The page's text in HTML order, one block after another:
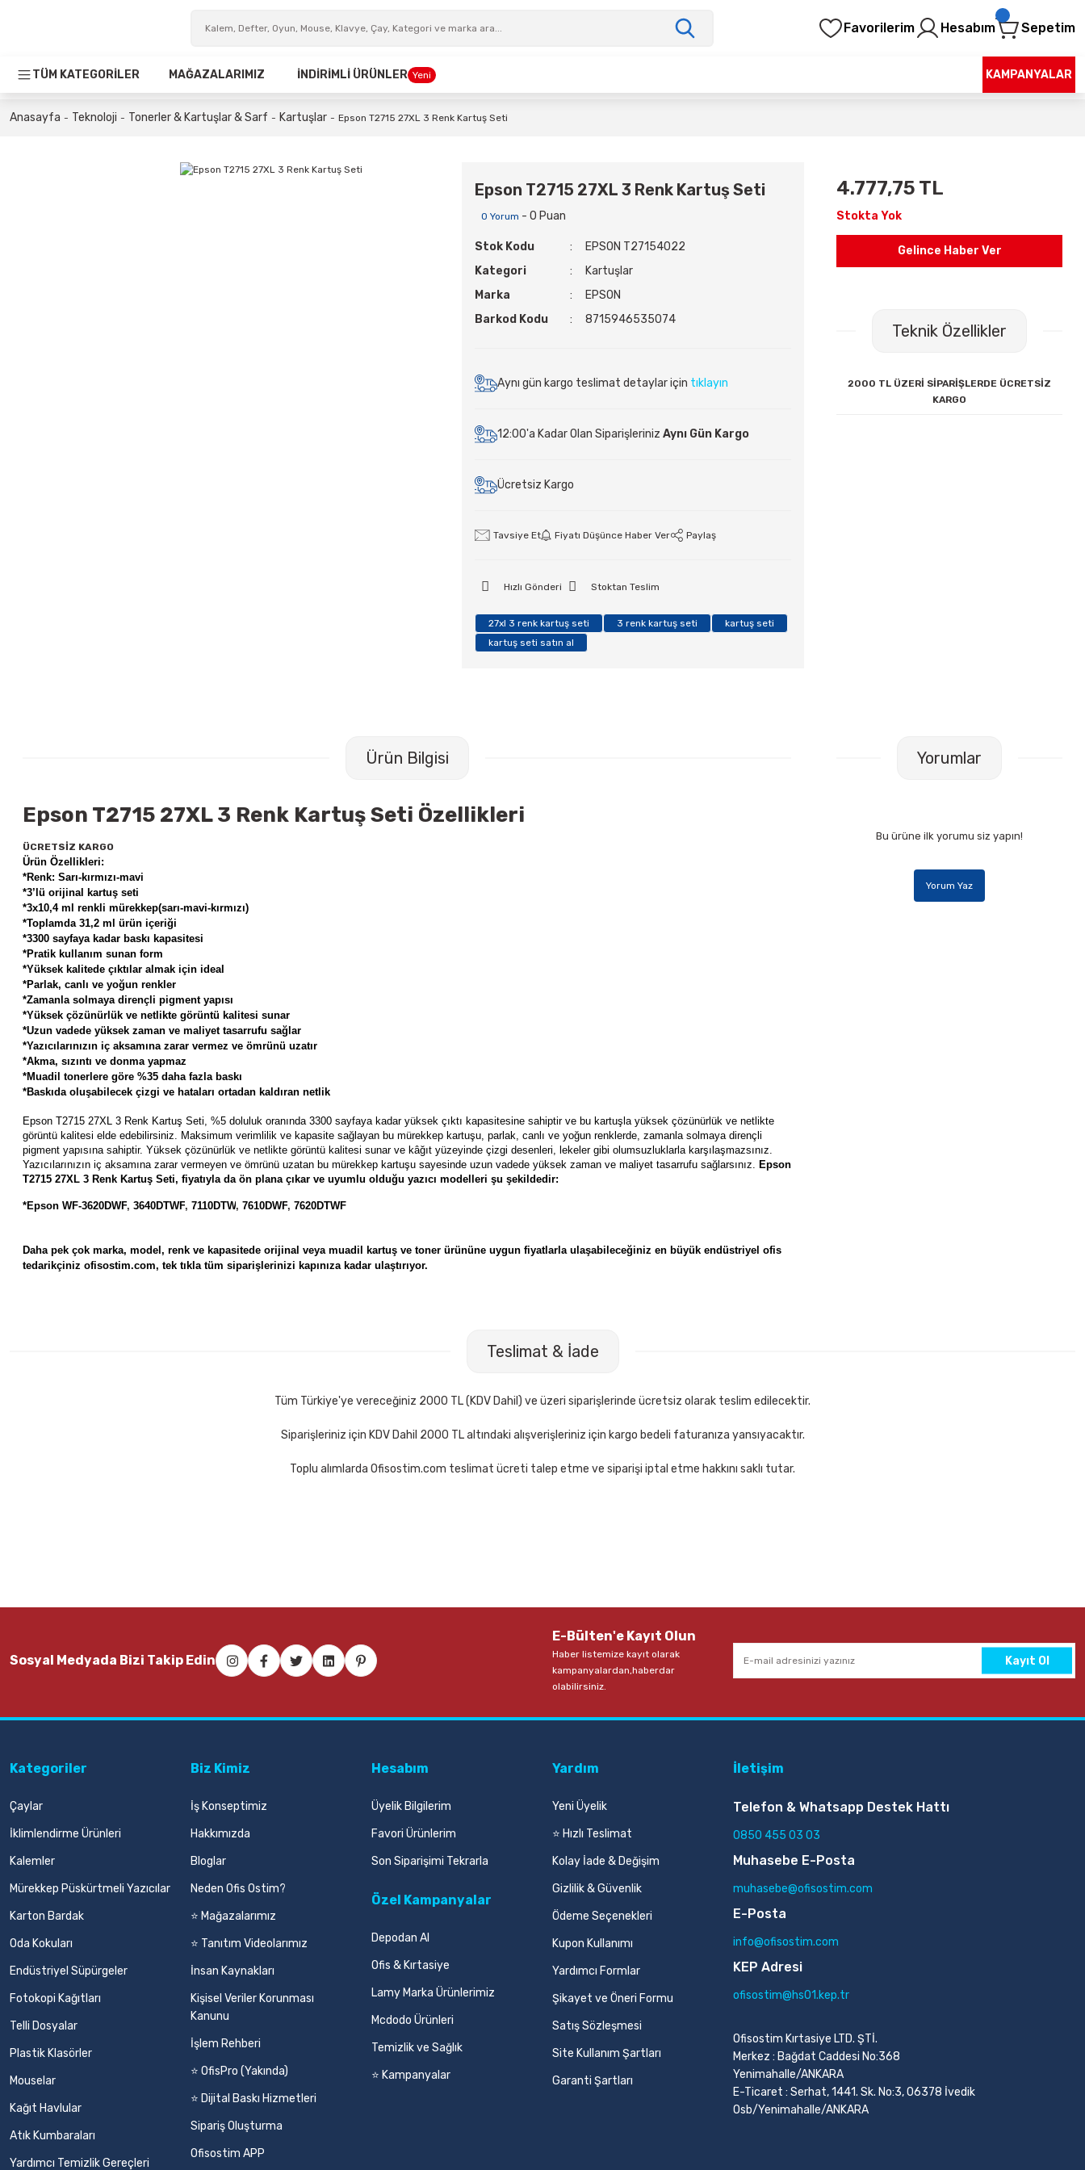
Favorilerim Hesabım Sepetim
TÜM KATEGORİLER MAĞAZALARIMIZ İNDİRİMLİ ÜRÜNLER Yeni KAMPANYALAR
Anasayfa Teknoloji Tonerler & Kartuşlar & Sarf Kartuşlar Epson T2715 27XL 3 Renk Kartuş Seti
Epson T2715 27XL 3 Renk Kartuş Seti
0 Yorum - 0 Puan
Stok Kodu
EPSON T27154022
Kategori
Kartuşlar
Marka
EPSON
Barkod Kodu
8715946535074
Aynı gün kargo teslimat detaylar için tıklayın
12:00'a Kadar Olan Siparişleriniz Aynı Gün Kargo
Ücretsiz Kargo
Tavsiye Et Fiyatı Düşünce Haber Ver Paylaş
Hızlı Gönderi Stoktan Teslim
27xl 3 renk kartuş seti 3 renk kartuş seti
kartuş seti
kartuş seti satın al
4.777,75 TL
Stokta Yok
Gelince Haber Ver
Teknik Özellikler
2000 TL ÜZERİ SİPARİŞLERDE ÜCRETSİZ
KARGO
Ürün Bilgisi
Epson T2715 27XL 3 Renk Kartuş Seti Özellikleri
ÜCRETSİZ KARGO
Ürün Özellikleri:
*Renk: Sarı-kırmızı-mavi
*3’lü orijinal kartuş seti
*3x10,4 ml renkli mürekkep(sarı-mavi-kırmızı)
*Toplamda 31,2 ml ürün içeriği
*3300 sayfaya kadar baskı kapasitesi
*Pratik kullanım sunan form
*Yüksek kalitede çıktılar almak için ideal
*Parlak, canlı ve yoğun renkler
*Zamanla solmaya dirençli pigment yapısı
*Yüksek çözünürlük ve netlikte görüntü kalitesi sunar
*Uzun vadede yüksek zaman ve maliyet tasarrufu sağlar
*Yazıcılarınızın iç aksamına zarar vermez ve ömrünü uzatır
*Akma, sızıntı ve donma yapmaz
*Muadil tonerlere göre %35 daha fazla baskı
*Baskıda oluşabilecek çizgi ve hataları ortadan kaldıran netlik
Epson T2715 27XL 3 Renk Kartuş Seti, %5 doluluk oranında 3300 sayfaya kadar yüksek çıktı kapasitesine sahiptir ve bu kartuşla yüksek çözünürlük ve netlikte
görüntü kalitesi elde edebilirsiniz. Maksimum verimlilik ve kapasite sağlayan bu mürekkep kartuşu, parlak, canlı ve yoğun renklerde, zamanla solmaya dirençli
pigment yapısına sahiptir. Yüksek çözünürlük ve netlikte görüntü kalitesi sunar ve kâğıt yüzeyinde çizgi desenleri, lekeler gibi olumsuzluklarla karşılaşmazsınız.
Yazıcılarınızın iç aksamına zarar vermeyen ve ömrünü uzatan bu mürekkep kartuşu sayesinde uzun vadede yüksek zaman ve maliyet tasarrufu sağlarsınız. Epson
T2715 27XL 3 Renk Kartuş Seti, fiyatıyla da ön plana çıkar ve uyumlu olduğu yazıcı modelleri şu şekildedir:
*Epson WF-3620DWF, 3640DTWF, 7110DTW, 7610DWF, 7620DTWF
Daha pek çok marka, model, renk ve kapasitede orijinal veya muadil kartuş ve toner ürününe uygun fiyatlarla ulaşabileceğiniz en büyük endüstriyel ofis
tedarikçiniz ofisostim.com, tek tıkla tüm siparişlerinizi kapınıza kadar ulaştırıyor.
Yorumlar
Bu ürüne ilk yorumu siz yapın!
Yorum Yaz
Teslimat & İade
Tüm Türkiye'ye vereceğiniz 2000 TL (KDV Dahil) ve üzeri siparişlerinde ücretsiz olarak teslim edilecektir.
Siparişleriniz için KDV Dahil 2000 TL altındaki alışverişleriniz için kargo bedeli faturanıza yansıyacaktır.
Toplu alımlarda Ofisostim.com teslimat ücreti talep etme ve siparişi iptal etme hakkını saklı tutar.
Sosyal Medyada Bizi Takip Edin
E-Bülten'e Kayıt Olun
Haber listemize kayıt olarak
kampanyalardan,haberdar
olabilirsiniz.
Kayıt Ol
Kategoriler
Çaylar
İklimlendirme Ürünleri
Kalemler
Mürekkep Püskürtmeli Yazıcılar
Karton Bardak
Oda Kokuları
Endüstriyel Süpürgeler
Fotokopi Kağıtları
Telli Dosyalar
Plastik Klasörler
Mouselar
Kağıt Havlular
Atık Kumbaraları
Yardımcı Temizlik Gereçleri
Biz Kimiz
İş Konseptimiz
Hakkımızda
Bloglar
Neden Ofis Ostim?
⭐ Mağazalarımız
⭐ Tanıtım Videolarımız
İnsan Kaynakları
Kişisel Veriler Korunması
Kanunu
İşlem Rehberi
⭐ OfisPro (Yakında)
⭐ Dijital Baskı Hizmetleri
Sipariş Oluşturma
Ofisostim APP
Hesabım
Üyelik Bilgilerim
Favori Ürünlerim
Son Siparişimi Tekrarla
Özel Kampanyalar
Depodan Al
Ofis & Kırtasiye
Lamy Marka Ürünlerimiz
Mcdodo Ürünleri
Temizlik ve Sağlık
⭐ Kampanyalar
Yardım
Yeni Üyelik
⭐ Hızlı Teslimat
Kolay İade & Değişim
Gizlilik & Güvenlik
Ödeme Seçenekleri
Kupon Kullanımı
Yardımcı Formlar
Şikayet ve Öneri Formu
Satış Sözleşmesi
Site Kullanım Şartları
Garanti Şartları
İletişim
Telefon & Whatsapp Destek Hattı
0850 455 03 03
Muhasebe E-Posta
muhasebe@ofisostim.com
E-Posta
info@ofisostim.com
KEP Adresi
ofisostim@hs01.kep.tr
Ofisostim Kırtasiye LTD. ŞTİ.
Merkez : Bağdat Caddesi No:368
Yenimahalle/ANKARA
E-Ticaret : Serhat, 1441. Sk. No:3, 06378 İvedik
Osb/Yenimahalle/ANKARA